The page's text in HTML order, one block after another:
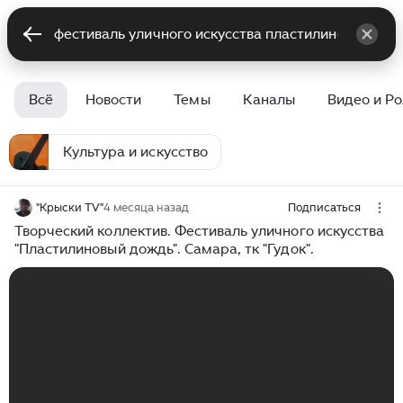
Всё Новости Темы Каналы Видео и
Культура и искусство
"Крыски TV"4 месяца назад Подписаться
Творческий коллектив. Фестиваль уличного искусства
"Пластилиновый дождь". Самара, тк "Гудок".